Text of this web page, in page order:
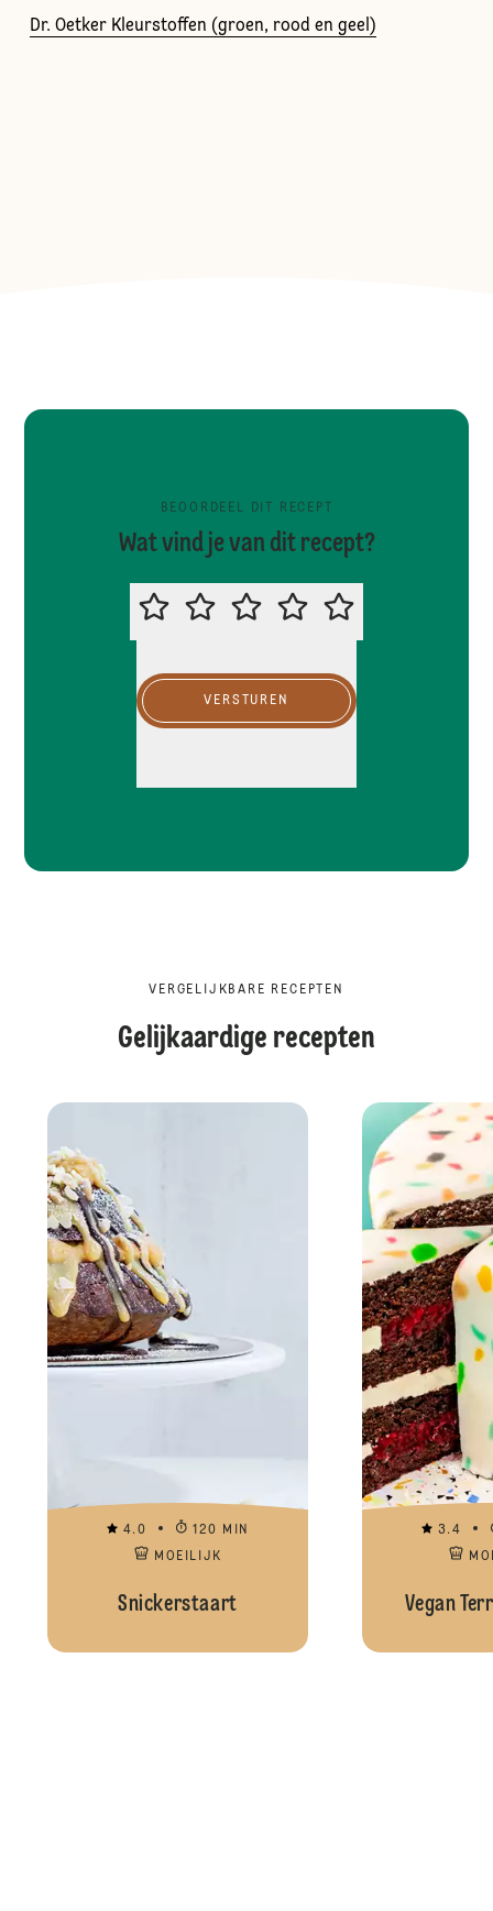
Dr. Oetker Kleurstoffen (groen, rood en geel)
BEOORDEEL DIT RECEPT
Wat vind je van dit recept?
BEOORDEEL DIT RECEPT
VERSTUREN
VERGELIJKBARE RECEPTEN
Gelijkaardige recepten
4.0
120 MIN
MOEILIJK
Snickerstaart
3.4
Vegan